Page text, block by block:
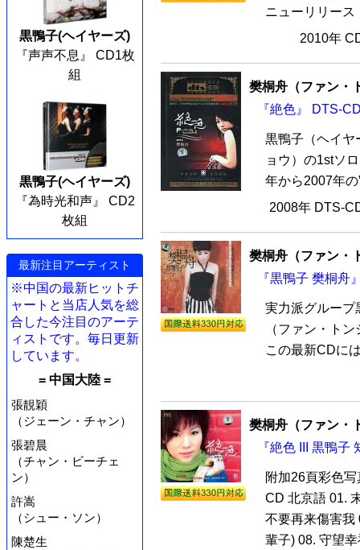
黒鴨子(ヘイヤーズ)
『声声不息』 CD1枚
組
黒鴨子(ヘイヤーズ)
『為時光和声』 CD2
枚組
最新注目アーティスト
※中国の最新ヒットチ
ャートと当店人気を総
合した今注目のアーテ
ィストです。毎日更新
しています。
= 中国大陸 =
張靚穎
（ジェーン・チャン）
張碧晨
（チャン・ビーチェ
ン）
許嵩
（シュー・ソン）
陳楚生
ニューリリース
2010年
樊桐舟（ファン・
『絶色』 DTS-
黒鴨子（ヘイヤ
ョウ）の1stソ
年から2007年
2008年 DTS-
樊桐舟（ファン・
『黒鴨子 樊桐舟
実力派グループ
（ファン・ト
この最新CDに
樊桐舟（ファン・
『絶色 III 黒鴨子
附加26頁彩色
CD 北京語 01.
不要再来傷害我
輩子) 08. 守望